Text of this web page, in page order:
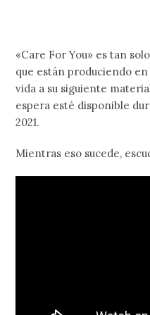
«Care For You» es tan
que están produciendo
vida a su siguiente
espera esté disponible
2021.
Mientras eso sucede,